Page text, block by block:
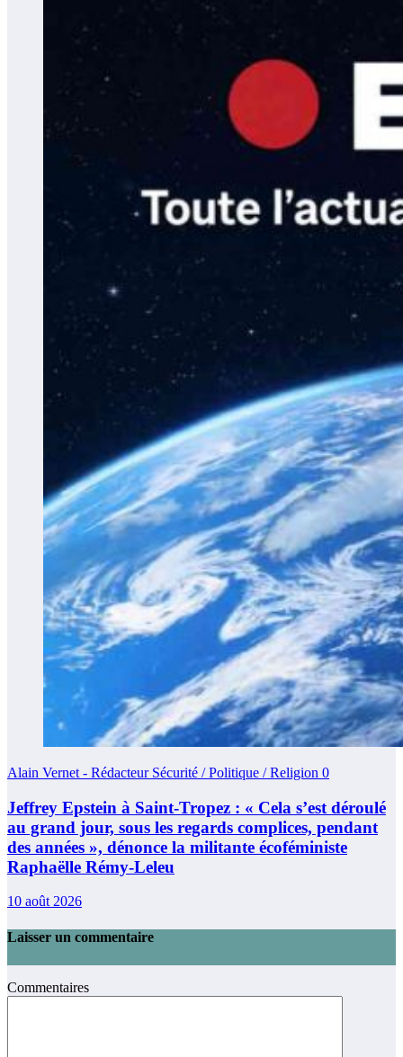
Alain Vernet - Rédacteur Sécurité / Politique / Religion 0
Jeffrey Epstein à Saint-Tropez : « Cela s’est déroulé
au grand jour, sous les regards complices, pendant
des années », dénonce la militante écoféministe
Raphaëlle Rémy-Leleu
10 août 2026
Laisser un commentaire
Commentaires